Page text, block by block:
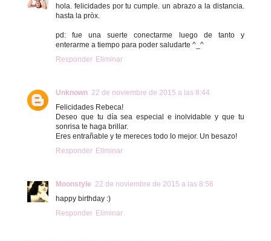
hola. felicidades por tu cumple. un abrazo a la distancia.
hasta la pròx.
pd: fue una suerte conectarme luego de tanto y
enterarme a tiempo para poder saludarte ^_^
Responder Eliminar
Unknown 22 de noviembre de 2015 a las 8:44
Felicidades Rebeca!
Deseo que tu día sea especial e inolvidable y que tu
sonrisa te haga brillar.
Eres entrañable y te mereces todo lo mejor. Un besazo!
Responder Eliminar
Moonstyle 22 de noviembre de 2015 a las 8:56
happy birthday :)
Responder Eliminar